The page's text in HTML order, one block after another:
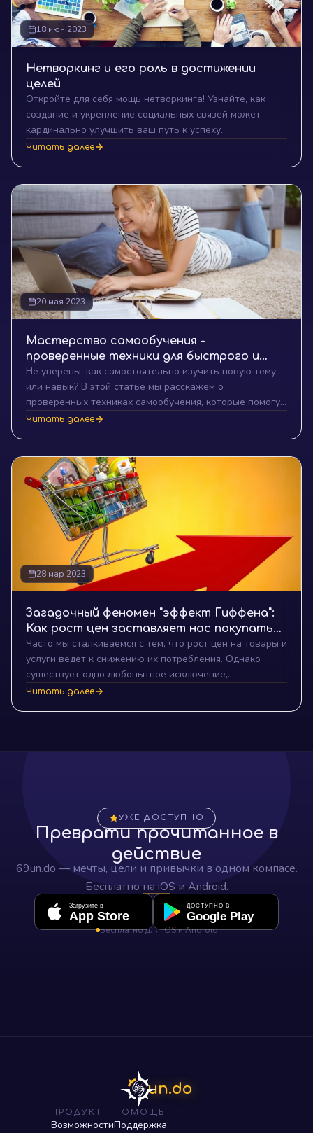
18 июн 2023
Нетворкинг и его роль в достижении
целей
Откройте для себя мощь нетворкинга! Узнайте, как
создание и укрепление социальных связей может
кардинально улучшить ваш путь к успеху.
Практические советы от экспертов на 69un.do.
Читать далее
20 мая 2023
Мастерство самообучения -
проверенные техники для быстрого и
эффективного обучения
Не уверены, как самостоятельно изучить новую тему
или навык? В этой статье мы расскажем о
проверенных техниках самообучения, которые помогут
вам ускорить процесс обучения и сделать его более
Читать далее
28 мар 2023
Загадочный феномен "эффект Гиффена":
Как рост цен заставляет нас покупать
больше
Часто мы сталкиваемся с тем, что рост цен на товары и
услуги ведет к снижению их потребления. Однако
существует одно любопытное исключение,
называемое "эффектом Гиффена", которое позволяет
Читать далее
УЖЕ ДОСТУПНО
Преврати прочитанное в
действие
69un.do — мечты, цели и привычки в одном компасе.
Бесплатно на iOS и Android.
Загрузите в
App Store
ДОСТУПНО В
Google Play
Бесплатно для iOS и Android
un.do
ПРОДУКТ
Возможности
ПОМОЩЬ
Поддержка